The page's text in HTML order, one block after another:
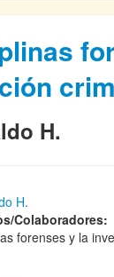
H.
H.
Colaboradores:
forenses y la